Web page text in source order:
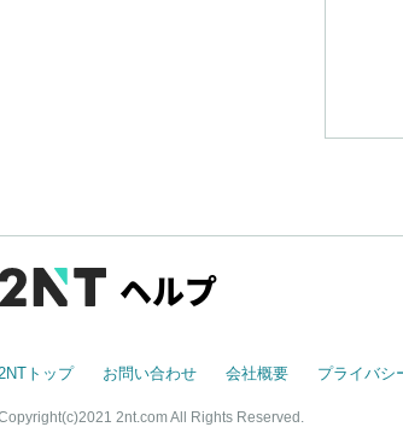
ヘルプ
2NTトップ お問い合わせ 会社概要 プライバシ
2nt.com All Rights Reserved.